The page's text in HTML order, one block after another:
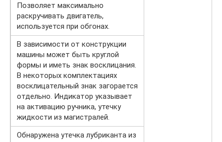
Позволяет максимально
раскручивать двигатель,
используется при обгонах.
В зависимости от конструкции
машины может быть круглой
формы и иметь знак восклицания.
В некоторых комплектациях
восклицательный знак загорается
отдельно. Индикатор указывает
на активацию ручника, утечку
жидкости из магистралей.
Обнаружена утечка лубриканта из